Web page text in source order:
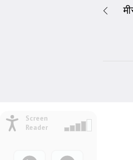
Screen
Reader